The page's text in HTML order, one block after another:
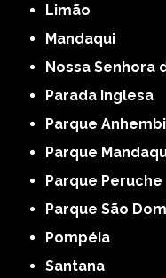
Limão
Mandaqui
Nossa Senhora
Parada Inglesa
Parque Anhembi
Parque
Parque Peruche
Parque São
Pompéia
Santana